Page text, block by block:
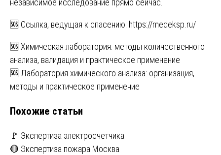
независимое исследование прямо сейчас.
🆘 Ссылка, ведущая к спасению: https://medeksp.ru/
Навигация
по
записям
🆘 Химическая лаборатория: методы количественного
анализа, валидация и практическое применение
🆘 Лаборатория химического анализа: организация,
методы и практическое применение
Похожие статьи
🚩 Экспертиза электросчетчика
🔴 Экспертиза пожара Москва